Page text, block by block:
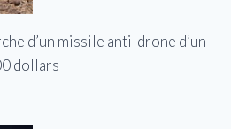
d’un missile anti-drone d’un
dollars